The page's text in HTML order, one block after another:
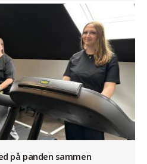
på panden sammen